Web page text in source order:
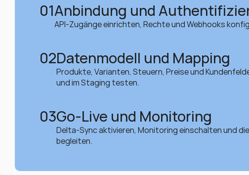
01Anbindung und
API-Zugänge einrichten, Rechte und Webhooks
02Datenmodell und Mapping
Produkte, Varianten, Steuern, Preise und
und im Staging testen.
03Go-Live und Monitoring
Delta-Sync aktivieren, Monitoring einschalten und
begleiten.